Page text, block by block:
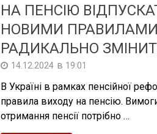
НА ПЕНСІЮ
НОВИМИ
РАДИКАЛЬНО
14.12.2024 в 19:01
В Україні в рамках пенсійної
правила виходу на пенсію.
отримання пенсії потрібно …